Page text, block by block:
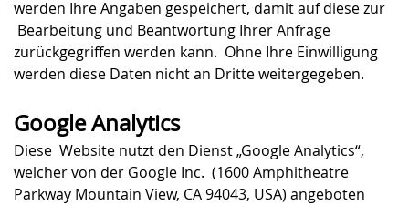
werden Ihre Angaben gespeichert, damit auf diese zur
Bearbeitung und Beantwortung Ihrer Anfrage
zurückgegriffen werden kann. Ohne Ihre Einwilligung
werden diese Daten nicht an Dritte weitergegeben.
Google Analytics
Diese Website nutzt den Dienst „Google Analytics“,
welcher von der Google Inc. (1600 Amphitheatre
Parkway Mountain View, CA 94043, USA) angeboten